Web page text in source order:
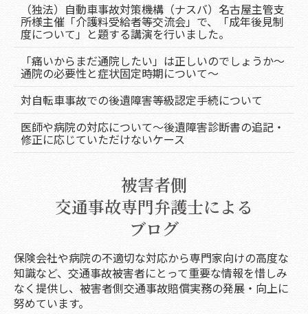
（独法）自動車事故対策機構（ナスバ）名古屋主管支
所様主催「介護料受給者等交流会」で、「成年後見制
度について」と題する講演を行いました。
「痛いからまだ通院したい」は正しいのでしょうか～
通院の必要性と症状固定時期について～
対自転車事故での後遺障害等級認定手続について
医師や病院の対応について～後遺障害診断書の追記・
修正に応じていただけないケース
被害者側
交通事故専門弁護士による
ブログ
保険会社や病院の不適切な対応から専門家向けの高度な
知識など、交通事故被害者にとって重要な情報を惜しみ
なく提供し、被害者側交通事故賠償実務の発展・向上に
努めています。